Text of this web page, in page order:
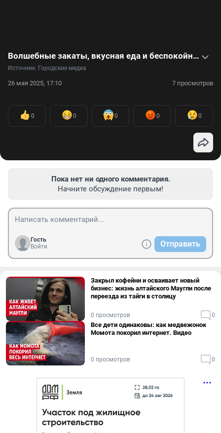
Волшебные закаты, вкусная еда и беспокойные вулканы: фотограф провела месяц на Бали
Источник: Городские медиа
26 мая 2025, 17:10 7 просмотров
0 0 0 0 0
Пока нет ни одного комментария.
Начните обсуждение первым!
Гость
Войти
Отправить
Закрыл кофейни и осваивает новый
бизнес: жизнь алтайского Маугли после
переезда из тайги в столицу
0 просмотров 0
Все дети одинаковы: как медвежонок
Момота покорил интернет. Видео
0 просмотров 0